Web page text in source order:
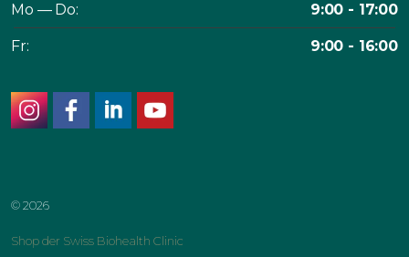
Mo — Do: 9:00 - 17:00
Fr: 9:00 - 16:00
© 2026
Shop der Swiss Biohealth Clinic